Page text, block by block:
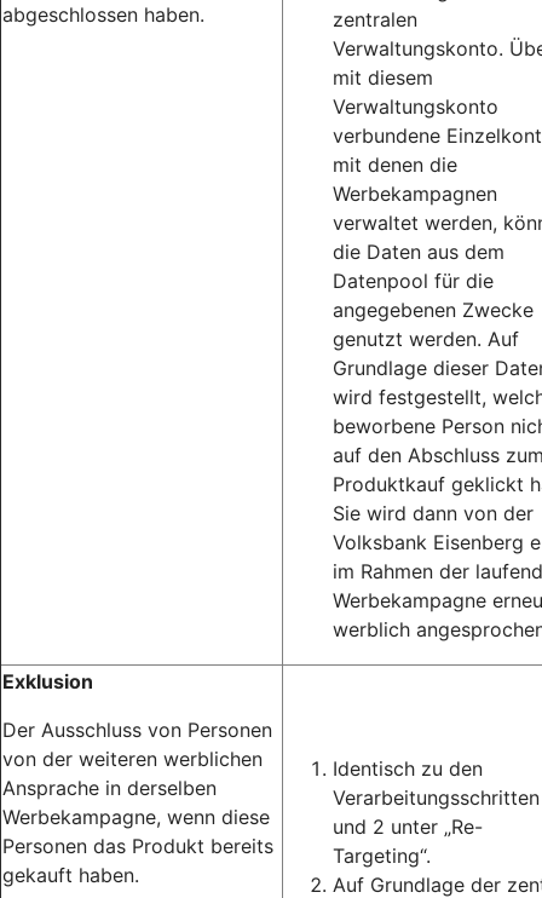
abgeschlossen haben.
zentralen
Verwaltungskonto.
mit diesem
Verwaltungskonto
verbundene
mit denen die
Werbekampagnen
verwaltet werden,
die Daten aus dem
Datenpool für die
angegebenen Zwecke
genutzt werden. Auf
Grundlage dieser
wird festgestellt,
beworbene Person
auf den Abschluss
Produktkauf geklickt
Sie wird dann von der
Volksbank Eisenberg
im Rahmen der
Werbekampagne
werblich
Exklusion
Der Ausschluss von Personen
von der weiteren werblichen
Ansprache in derselben
Werbekampagne, wenn diese
Personen das Produkt bereits
gekauft haben.
Identisch zu den
Verarbeitungsschritten
und 2 unter „Re-
Targeting“.
Auf Grundlage der